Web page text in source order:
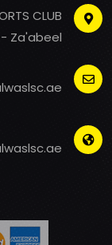
CLUB
- Za'abeel